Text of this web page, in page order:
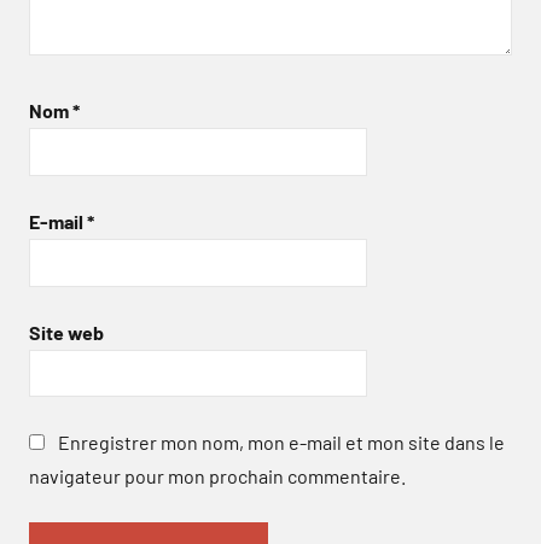
Nom*
E-mail *
Site web
Enregistrer mon nom, mon e-mail et mon site dans le
navigateur pour mon prochain commentaire.